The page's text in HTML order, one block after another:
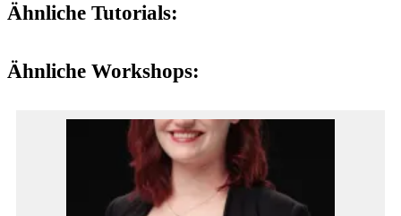
Ähnliche Tutorials:
Ähnliche Workshops: